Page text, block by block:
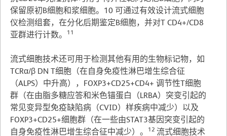
保留原初B细胞和浆细胞。10 可通过有效设计流式细胞
仪检测组套，在分化后期鉴定B细胞，并对T CD4+/CD8
亚群进行计数。
11
流式细胞技术还可用于检测其他有用的生物标记物，如
TCRα/β DN T细胞（在自身免疫性淋巴增生综合征
（ALPS）中升高），FOXP3+CD25+CD4+ 调节性T细胞
群（在由脂多糖应答和米色锚蛋白（LRBA）突变引起的
常见变异型免疫缺陷病（CVID）样疾病中减少）以及
FOXP3+CD25+细胞群（在一些由STAT3基因突变引起的
自身免疫性淋巴增生综合征中减少）。
12 流式细胞技术